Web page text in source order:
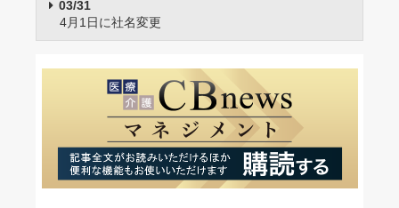
03/31
4月1日に社名変更